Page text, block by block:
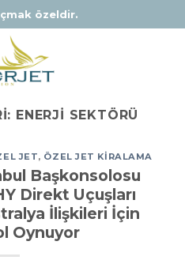
özeldir.
ENERJI SEKTÖRÜ
JET, ÖZEL JET KIRALAMA
Başkonsolosu
Direkt Uçuşları
İlişkileri İçin
Oynuyor